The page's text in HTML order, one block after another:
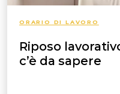
ORARIO DI LAVORO
Riposo
c’è da sapere